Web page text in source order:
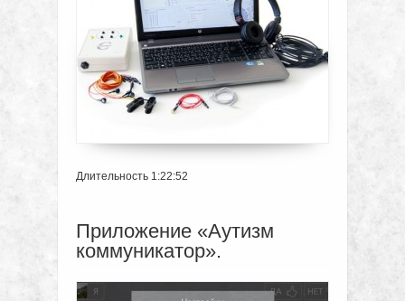
Длительность 1:22:52
Приложение «Аутизм
коммуникатор».